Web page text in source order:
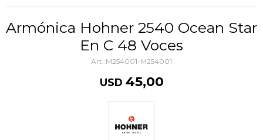
Armónica Hohner 2540 Ocean Star
En C 48 Voces
M254001-M254001
USD 45,00